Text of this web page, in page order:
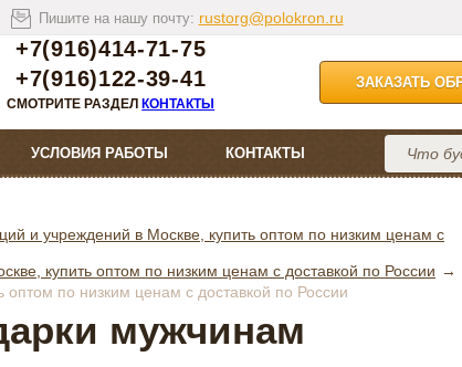
Пишите на нашу почту: rustorg@polokron.ru
+7(916)414-71-75
+7(916)122-39-41
СМОТРИТЕ РАЗДЕЛКОНТАКТЫ
ЗАКАЗАТЬ
УСЛОВИЯ РАБОТЫ КОНТАКТЫ
и учреждений в Москве, купить оптом по низким ценам с
купить оптом по низким ценам с доставкой по России
по низким ценам с доставкой по России
мужчинам